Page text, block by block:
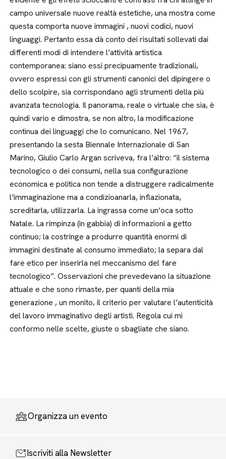
campo universale nuove realtà estetiche, una mostra come
questa comporta nuove immagini , nuovi codici, nuovi
linguaggi. Pertanto essa dà conto dei risultati sollevati dai
differenti modi di intendere l’attività artistica
contemporanea: siano essi precipuamente tradizionali,
ovvero espressi con gli strumenti canonici del dipingere o
dello scolpire, sia corrispondano agli strumenti della più
avanzata tecnologia. Il panorama, reale o virtuale che sia, è
quindi vario e dimostra, se non altro, la modificazione
continua dei linguaggi che lo comunicano. Nel 1967,
presentando la sesta Biennale Internazionale di San
Marino, Giulio Carlo Argan scriveva, fra l’altro: “il sistema
tecnologico o dei consumi, nella sua configurazione
economica e politica non tende a distruggere radicalmente
l’immaginazione ma a condizioanarla, inflazionata,
screditarla, utilizzarla. La ingrassa come un’oca sotto
Natale. La rimpinza (in gabbia) di informazioni a getto
continuo; la costringe a produrre quantità enormi di
immagini destinate al consumo immediato; la separa dal
fare etico per inserirla nel meccanismo del fare
tecnologico”. Osservazioni che prevedevano la situazione
attuale e che sono rimaste, per quanti della mia
generazione , un monito, il criterio per valutare l’autenticità
del lavoro immaginativo degli artisti. Regola cui mi
conformo nelle scelte, giuste o sbagliate che siano.
Organizza un evento
Iscriviti alla Newsletter